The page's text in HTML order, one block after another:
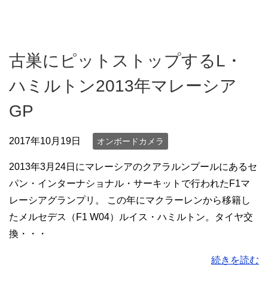
古巣にピットストップするL・
ハミルトン2013年マレーシア
GP
2017年10月19日 オンボードカメラ
2013年3月24日にマレーシアのクアラルンプールにあるセ
パン・インターナショナル・サーキットで行われたF1マ
レーシアグランプリ。 この年にマクラーレンから移籍し
たメルセデス（F1 W04）ルイス・ハミルトン。タイヤ交
換・・・
続きを読む